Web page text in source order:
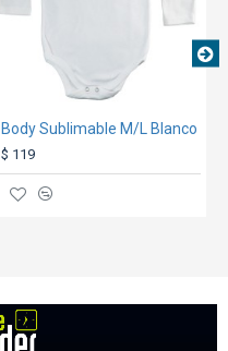
Body Sublimable M/L Blanco
$ 119